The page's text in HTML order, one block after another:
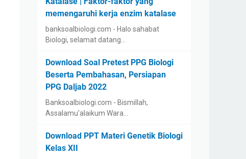
memengaruhi kerja enzim katalase
banksoalbiologi.com - Halo sahabat
Biologi, selamat datang…
Download Soal Pretest PPG Biologi
Beserta Pembahasan, Persiapan
PPG Daljab 2022
Banksoalbiologi.com - Bismillah,
Assalamu'alaikum Wara…
Download PPT Materi Genetik Biologi
Kelas XII